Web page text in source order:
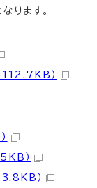
ります。
112.7KB）
）
）